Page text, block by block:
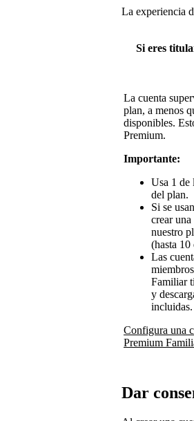
La experiencia
Si eres
La cuenta
plan, a menos
disponibles.
Premium.
Importante:
Usa 1 de
del plan.
Si se
crear una
nuestro
(hasta 10
Las
Familiar
y
incluidas.
Configura una
Premium
Dar